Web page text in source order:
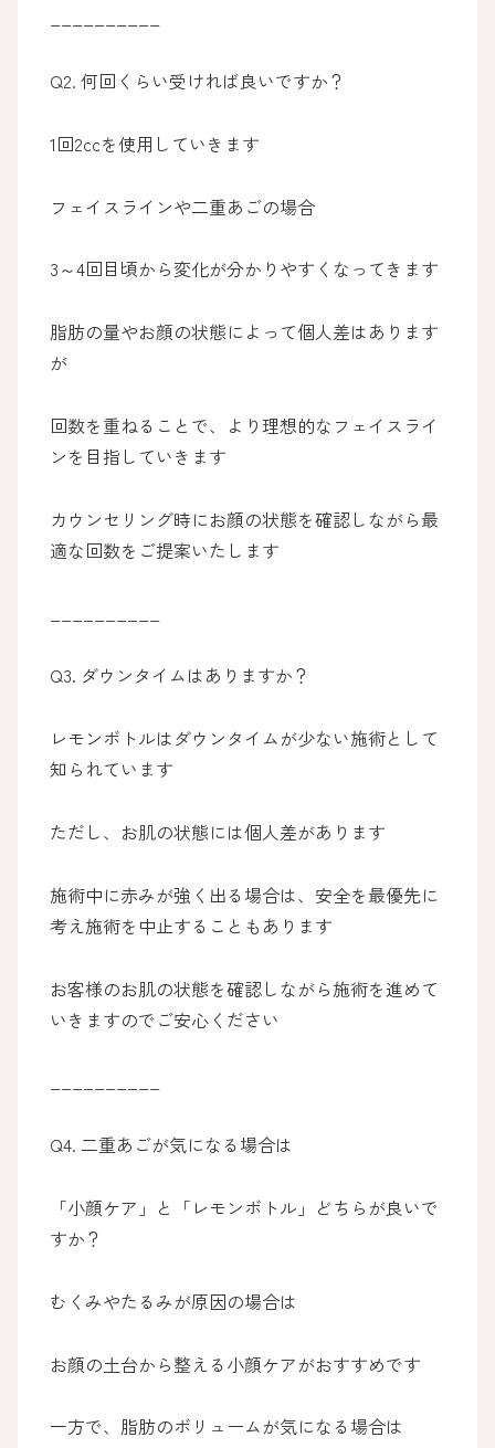
Q2. 何回くらい受ければ良いですか？
1回2ccを使用していきます
フェイスラインや二重あごの場合
3～4回目頃から変化が分かりやすくなってきます
脂肪の量やお顔の状態によって個人差はあります
が
回数を重ねることで、より理想的なフェイスライ
ンを目指していきます
カウンセリング時にお顔の状態を確認しながら最
適な回数をご提案いたします
Q3. ダウンタイムはありますか？
レモンボトルはダウンタイムが少ない施術として
知られています
ただし、お肌の状態には個人差があります
施術中に赤みが強く出る場合は、安全を最優先に
考え施術を中止することもあります
お客様のお肌の状態を確認しながら施術を進めて
いきますのでご安心ください
Q4. 二重あごが気になる場合は
「小顔ケア」と「レモンボトル」どちらが良いで
すか？
むくみやたるみが原因の場合は
お顔の土台から整える小顔ケアがおすすめです
一方で、脂肪のボリュームが気になる場合は